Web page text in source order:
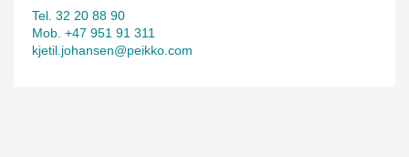
Tel. 32 20 88 90
Mob. +47 951 91 311
kjetil.johansen@peikko.com